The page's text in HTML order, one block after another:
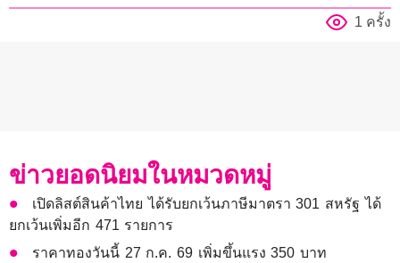
1 ครั้ง
ข่าวยอดนิยมในหมวดหมู่
เปิดลิสต์สินค้าไทย ได้รับยกเว้นภาษีมาตรา 301 สหรัฐ ได้
ยกเว้นเพิ่มอีก 471 รายการ
ราคาทองวันนี้ 27 ก.ค. 69 เพิ่มขึ้นแรง 350 บาท